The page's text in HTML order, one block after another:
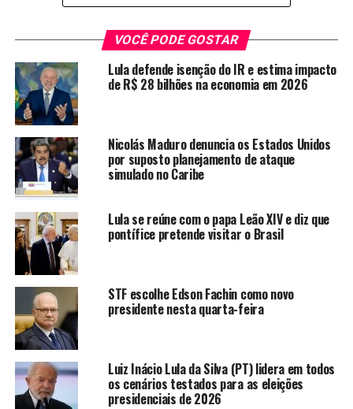
de R$ 840 mil e suas doações chegaram a R$ 100 mil.
Pela lei, ele só poderia ter doado 10% do rendimento
bruto auferido no ano anterior.
Fórum tentou contato com a assessoria de imprensa da
presidência da República, mas não obteve retorno.
Fonte: Brasil de Fato
ELEIÇÕES
INTERINO PRESIDENTE
SUJA
TEMER
A SEGUIR
MPCE ajuíza ação de improbidade administrativa contra
ex-prefeito de Juazeiro do Norte, empresário e juiz
aposentado
NÃO PERCA
Sessão itinerante no distrito de Gadelha termina sem
vereadores de situação
VOCÊ PODE GOSTAR
Lula defende isenção do IR e estima impacto
de R$ 28 bilhões na economia em 2026
Nicolás Maduro denuncia os Estados Unidos
por suposto planejamento de ataque
simulado no Caribe
Lula se reúne com o papa Leão XIV e diz que
pontífice pretende visitar o Brasil
STF escolhe Edson Fachin como novo
presidente nesta quarta-feira
Luiz Inácio Lula da Silva (PT) lidera em todos
os cenários testados para as eleições
presidenciais de 2026